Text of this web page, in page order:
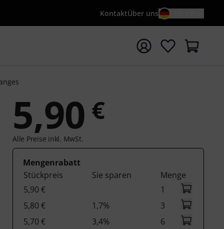
KontaktÜber uns
mit Suchwort {searchTerm} starten
5,90 €
Alle Preise inkl. MwSt.
Mengenrabatt
Stückpreis
Sie sparen
Menge
5,90 €
1
5,80 €
1,7%
3
5,70 €
3,4%
6